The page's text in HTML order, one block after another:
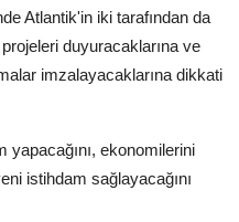
Atlantik'in iki tarafından da
duyuracaklarına ve
imzalayacaklarına dikkati
yapacağını, ekonomilerini
istihdam sağlayacağını